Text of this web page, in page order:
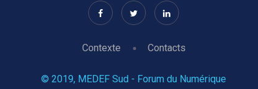
Contexte Contacts
© 2019, MEDEF Sud - Forum du Numérique